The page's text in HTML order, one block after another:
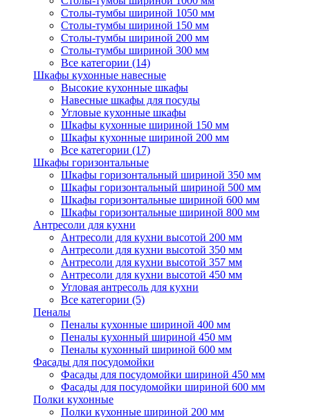
Столы-тумбы шириной 1050 мм
Столы-тумбы шириной 150 мм
Столы-тумбы шириной 200 мм
Столы-тумбы шириной 300 мм
Все категории (14)
Шкафы кухонные навесные
Высокие кухонные шкафы
Навесные шкафы для посуды
Угловые кухонные шкафы
Шкафы кухонные шириной 150 мм
Шкафы кухонные шириной 200 мм
Все категории (17)
Шкафы горизонтальные
Шкафы горизонтальный шириной 350 мм
Шкафы горизонтальный шириной 500 мм
Шкафы горизонтальные шириной 600 мм
Шкафы горизонтальные шириной 800 мм
Антресоли для кухни
Антресоли для кухни высотой 200 мм
Антресоли для кухни высотой 350 мм
Антресоли для кухни высотой 357 мм
Антресоли для кухни высотой 450 мм
Угловая антресоль для кухни
Все категории (5)
Пеналы
Пеналы кухонные шириной 400 мм
Пеналы кухонный шириной 450 мм
Пеналы кухонный шириной 600 мм
Фасады для посудомойки
Фасады для посудомойки шириной 450 мм
Фасады для посудомойки шириной 600 мм
Полки кухонные
Полки кухонные шириной 200 мм